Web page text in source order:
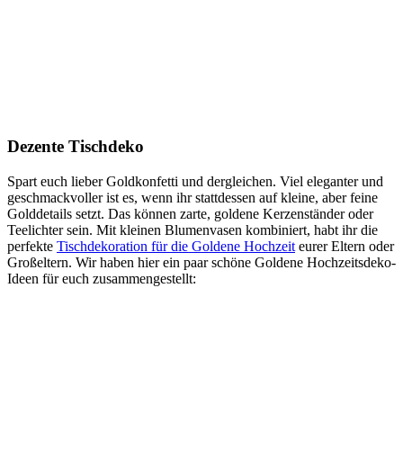
Dezente Tischdeko
Spart euch lieber Goldkonfetti und dergleichen. Viel eleganter und
geschmackvoller ist es, wenn ihr stattdessen auf kleine, aber feine
Golddetails setzt. Das können zarte, goldene Kerzenständer oder
Teelichter sein. Mit kleinen Blumenvasen kombiniert, habt ihr die
perfekte Tischdekoration für die Goldene Hochzeit eurer Eltern oder
Großeltern. Wir haben hier ein paar schöne Goldene Hochzeitsdeko-
Ideen für euch zusammengestellt: